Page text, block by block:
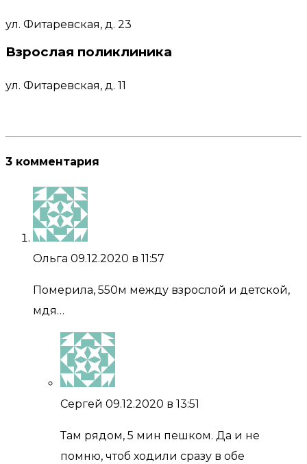
ул. Фитаревская, д. 23
Взрослая поликлиника
ул. Фитаревская, д. 11
3 комментария
Ольга 09.12.2020 в 11:57
Померила, 550м между взрослой и детской,
мдя…
Сергей 09.12.2020 в 13:51
Там рядом, 5 мин пешком. Да и не
помню, чтоб ходили сразу в обе